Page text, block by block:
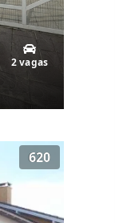
2 vagas
620